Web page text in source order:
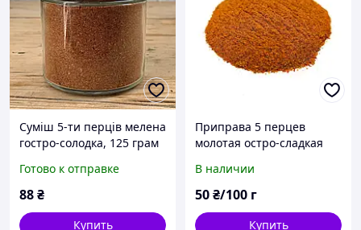
Суміш 5-ти перців мелена
гостро-солодка, 125 грам
Готово к отправке
88₴
Купить
Приправа 5 перцев
молотая остро-сладкая
В наличии
50₴/100 г
Купить